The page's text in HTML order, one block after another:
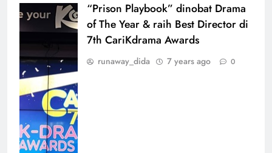
“Prison Playbook” dinobat Drama
of The Year & raih Best Director di
7th CariKdrama Awards
runaway_dida 7 years ago 0